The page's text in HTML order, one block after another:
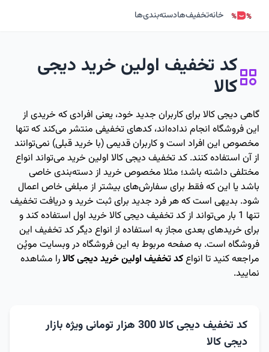
خانهتخفیف‌هادسته‌بندی‌ها
کد تخفیف اولین خرید دیجی
کالا
گاهی دیجی کالا برای کاربران جدید خود، یعنی افرادی که خریدی از
این فروشگاه انجام نداده‌اند، کدهای تخفیفی منتشر می‌کند که تنها
مخصوص این افراد است و کاربران قدیمی (با خرید قبلی) نمی‌توانند
از آن استفاده کنند. کد تخفیف دیجی کالا اولین خرید می‌تواند انواع
مختلفی داشته باشد؛ مثلا مخصوص خرید از دسته‌بندی خاصی
باشد یا این که فقط برای سفارش‌های بیشتر از مبلغی خاص اعمال
شود. بدیهی است که هر فرد جدید برای ثبت خرید و دریافت تخفیف
تنها 1 بار می‌تواند از کد تخفیف دیجی کالا خرید اول استفاده کند و
برای خریدهای بعدی مجاز به استفاده از انواع دیگر کد تخفیف این
فروشگاه است. به صفحه مربوط به این فروشگاه در وبسایت موپُن
مراجعه کنید تا انواعکد تخفیف اولین خرید دیجی کالارا مشاهده
نمایید.
کد تخفیف دیجی کالا 300 هزار تومانی ویژه بازار
دیجی کالا